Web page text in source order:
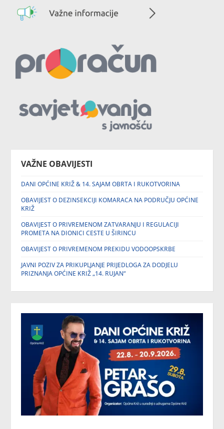
VAŽNE OBAVIJESTI
DANI OPĆINE KRIŽ & 14. SAJAM OBRTA I RUKOTVORINA
OBAVIJEST O DEZINSEKCIJI KOMARACA NA PODRUČJU OPĆINE
KRIŽ
OBAVIJEST O PRIVREMENOM ZATVARANJU I REGULACIJI
PROMETA NA DIONICI CESTE U ŠIRINCU
OBAVIJEST O PRIVREMENOM PREKIDU VODOOPSKRBE
JAVNI POZIV ZA PRIKUPLJANJE PRIJEDLOGA ZA DODJELU
PRIZNANJA OPĆINE KRIŽ „14. RUJAN“